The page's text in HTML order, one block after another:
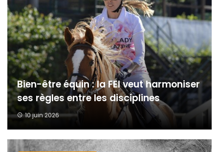
Bien-être équin : la FEI veut harmoniser
ses règles entre les disciplines
10 juin 2026